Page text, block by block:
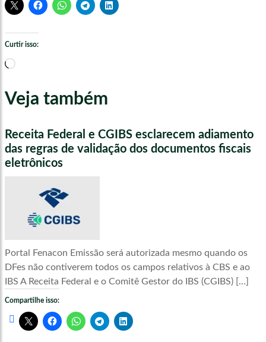
Curtir isso:
Carregando...
Veja também
Receita Federal e CGIBS esclarecem adiamento
das regras de validação dos documentos fiscais
eletrônicos
Portal Fenacon Emissão será autorizada mesmo quando os
DFes não contiverem todos os campos relativos à CBS e ao
IBS A Receita Federal e o Comitê Gestor do IBS (CGIBS) […]
Compartilhe isso: